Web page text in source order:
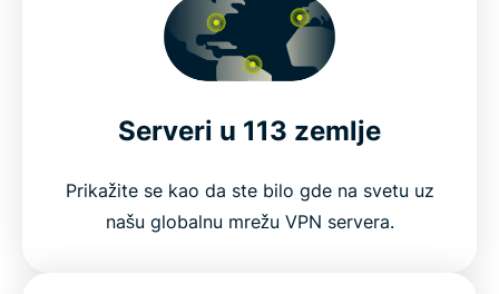
Serveri u 113 zemlje
Prikažite se kao da ste bilo gde na svetu uz
našu globalnu mrežu VPN servera.